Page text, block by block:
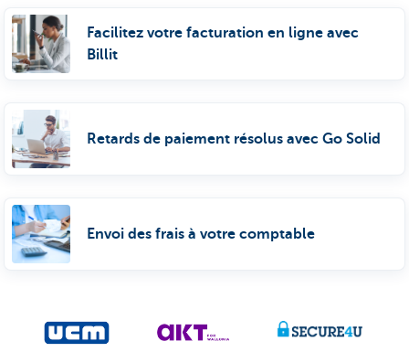
Facilitez votre facturation en ligne avec
Billit
Retards de paiement résolus avec Go Solid
Envoi des frais à votre comptable